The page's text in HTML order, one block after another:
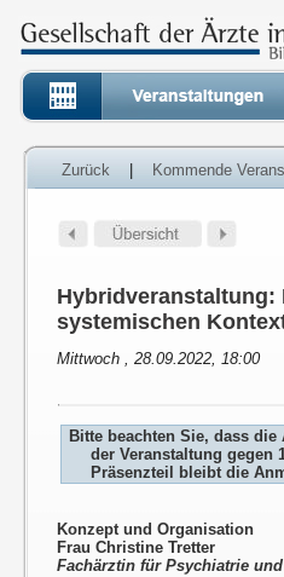
Zurück Kommende
Hybridveranstaltung:
systemischen
Mittwoch , 28.09.2022, 18:00
Bitte beachten Sie, dass
der Veranstaltung gegen
Präsenzteil bleibt die
Konzept und Organisation
Frau Christine Tretter
Fachärztin für Psychiatrie